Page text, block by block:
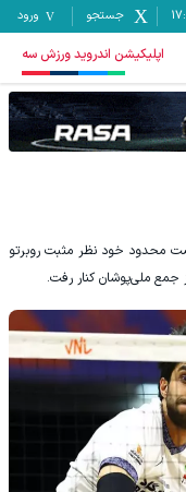
جستجو ورود
اپلیکیشن اندروید ورزش سه
محدود خود نظر مثبت روبرتو
جمع ملی‌پوشان کنار رفت.